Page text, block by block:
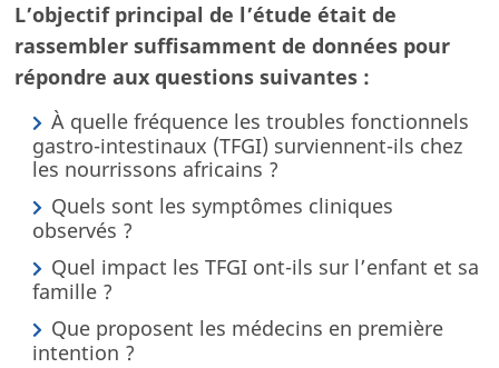
L’objectif principal de l’étude était de
rassembler suffisamment de données pour
répondre aux questions suivantes :
À quelle fréquence les troubles fonctionnels
gastro-intestinaux (TFGI) surviennent-ils chez
les nourrissons africains ?
Quels sont les symptômes cliniques
observés ?
Quel impact les TFGI ont-ils sur l’enfant et sa
famille ?
Que proposent les médecins en première
intention ?